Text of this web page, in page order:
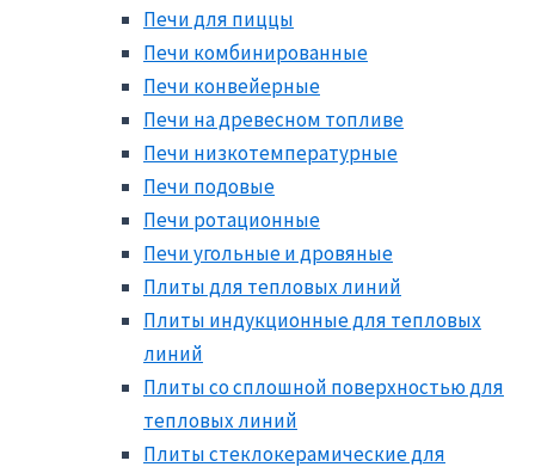
Печи для пиццы
Печи комбинированные
Печи конвейерные
Печи на древесном топливе
Печи низкотемпературные
Печи подовые
Печи ротационные
Печи угольные и дровяные
Плиты для тепловых линий
Плиты индукционные для тепловых
линий
Плиты со сплошной поверхностью для
тепловых линий
Плиты стеклокерамические для